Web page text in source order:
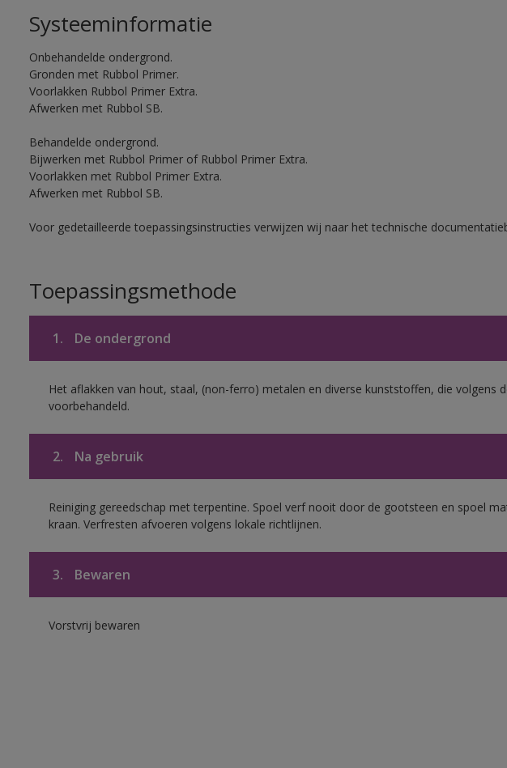
Systeeminformatie
Onbehandelde ondergrond.
Gronden met Rubbol Primer.
Voorlakken Rubbol Primer Extra.
Afwerken met Rubbol SB.
Behandelde ondergrond.
Bijwerken met Rubbol Primer of Rubbol Primer Extra.
Voorlakken met Rubbol Primer Extra.
Afwerken met Rubbol SB.
Voor gedetailleerde toepassingsinstructies verwijzen wij naar het technische
Toepassingsmethode
1. De ondergrond
Het aflakken van hout, staal, (non-ferro) metalen en diverse kunststoffen, die volgens
voorbehandeld.
2. Na gebruik
Reiniging gereedschap met terpentine. Spoel verf nooit door de gootsteen en spoel
kraan. Verfresten afvoeren volgens lokale richtlijnen.
3. Bewaren
Vorstvrij bewaren